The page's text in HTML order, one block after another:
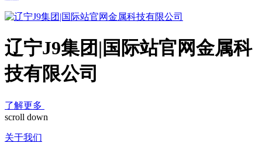
辽宁J9集团|国际站官网金属科
技有限公司
了解更多
scroll down
关于我们